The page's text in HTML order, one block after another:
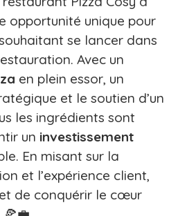
opportunité unique pour
se lancer dans
Avec un
en plein essor, un
et le soutien d’un
les ingrédients sont
un investissement
En misant sur la
et l’expérience client,
de conquérir le cœur